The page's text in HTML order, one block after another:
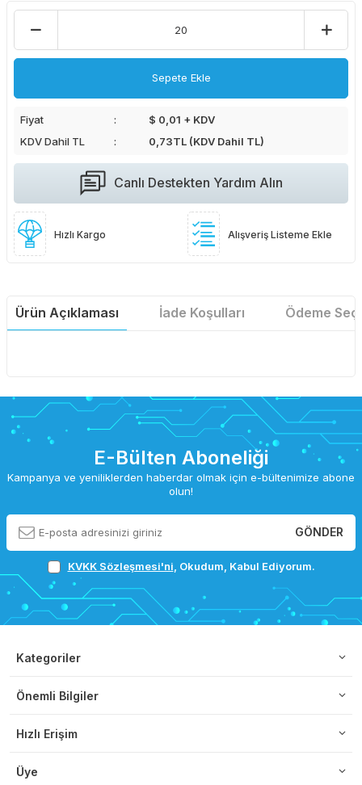
Sepete Ekle
Fiyat
$ 0,01 + KDV
KDV Dahil TL
0,73TL (KDV Dahil TL)
Canlı Destekten Yardım Alın
Hızlı Kargo Alışveriş Listeme Ekle
Ürün Açıklaması İade Koşulları Ödeme
E-Bülten Aboneliği
Kampanya ve yeniliklerden haberdar olmak için e-bültenimize abone
olun!
GÖNDER
KVKK Sözleşmesi'ni , Okudum, Kabul Ediyorum.
Kategoriler
Önemli Bilgiler
Hızlı Erişim
Üye